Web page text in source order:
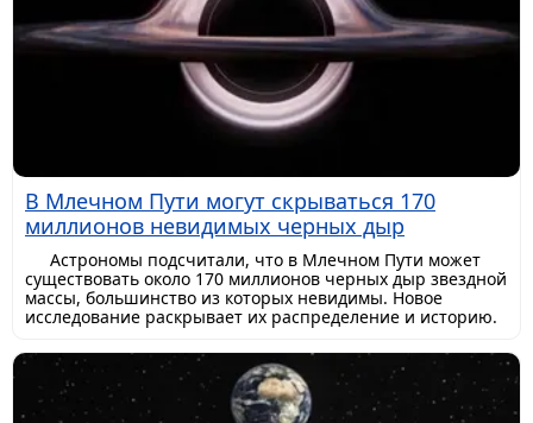
В Млечном Пути могут скрываться 170
миллионов невидимых черных дыр
Астрономы подсчитали, что в Млечном Пути может
существовать около 170 миллионов черных дыр звездной
массы, большинство из которых невидимы. Новое
исследование раскрывает их распределение и историю.